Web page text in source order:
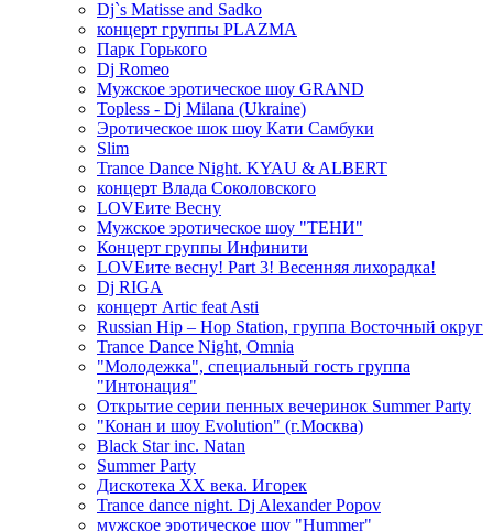
Dj`s Matisse and Sadko
концерт группы PLAZMA
Парк Горького
Dj Romeo
Мужское эротическое шоу GRAND
Topless - Dj Milana (Ukraine)
Эротическое шок шоу Кати Самбуки
Slim
Trance Dance Night. KYAU & ALBERT
концерт Влада Соколовского
LOVEите Весну
Мужское эротическое шоу "ТЕНИ"
Концерт группы Инфинити
LOVEите весну! Part 3! Весенняя лихорадка!
Dj RIGA
концерт Artic feat Asti
Russian Hip – Hop Station, группа Восточный округ
Trance Dance Night, Omnia
"Молодежка", специальный гость группа
"Интонация"
Открытие серии пенных вечеринок Summer Party
"Конан и шоу Evolution" (г.Москва)
Black Star inc. Natan
Summer Party
Дискотека ХХ века. Игорек
Trance dance night. Dj Alexander Popov
мужское эротическое шоу "Hummer"